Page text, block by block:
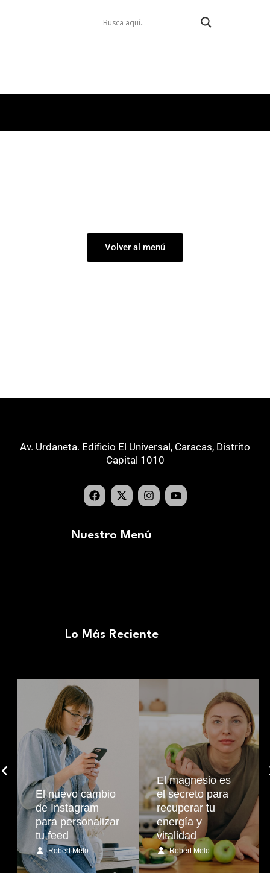
Volver al menú
Av. Urdaneta. Edificio El Universal, Caracas, Distrito
Capital 1010
Nuestro Menú
Lo Más Reciente
El nuevo cambio
de Instagram
para personalizar
tu feed
Robert Melo
El magnesio es
el secreto para
recuperar tu
energía y
vitalidad
Robert Melo